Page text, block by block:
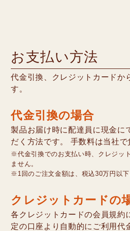
お支払い方法
代金引換、クレジットカードか
す。
代金引換の場合
製品お届け時に配達員に現金に
だく方法です。 手数料は当社で
※代金引換でのお支払い時、クレジッ
ません。
※1回のご注文金額は、税込30万円以下
クレジットカードの
各クレジットカードの会員規約
定の口座より自動的にご利用代